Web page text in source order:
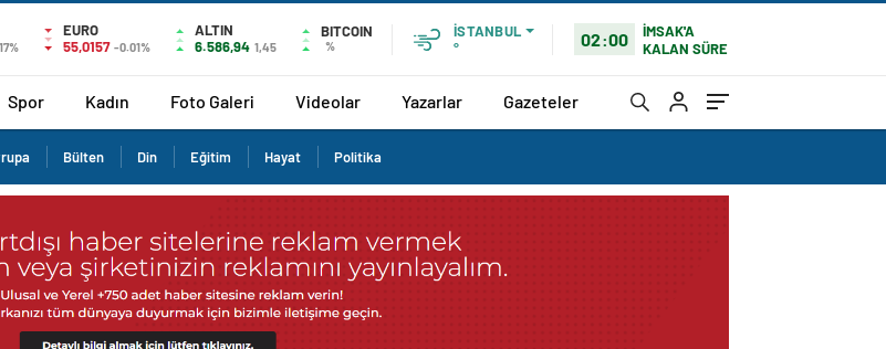
EURO
55,0157 -0.01%
ALTIN
6.586,94 1,45
BITCOIN
%
İSTANBUL
°
02:00
İMSAK'A
KALAN SÜRE
Spor Kadın Foto Galeri Videolar Yazarlar Gazeteler
Bülten Din Eğitim Hayat Politika